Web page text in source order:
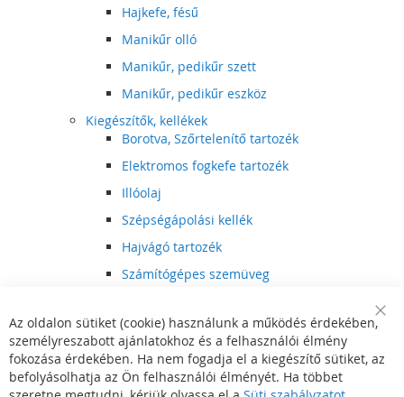
Hajkefe, fésű
Manikűr olló
Manikűr, pedikűr szett
Manikűr, pedikűr eszköz
Kiegészítők, kellékek
Borotva, Szőrtelenítő tartozék
Elektromos fogkefe tartozék
Illóolaj
Szépségápolási kellék
Hajvágó tartozék
Számítógépes szemüveg
Hajvágó kiegészítő
Szórakoztató elektronika
Multimédia
DVD, BluRay lejátszó
Bar
Az oldalon sütiket (cookie) használunk a működés érdekében,
személyreszabott ajánlatokhoz és a felhasználói élmény
fokozása érdekében. Ha nem fogadja el a kiegészítő sütiket, az
befolyásolhatja az Ön felhasználói élményét. Ha többet